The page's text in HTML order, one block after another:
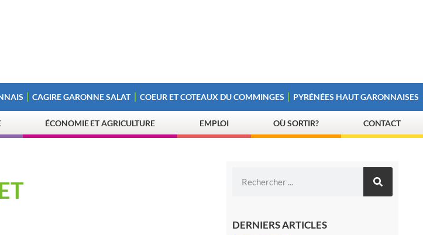
CAGIRE GARONNE SALAT COEUR ET COTEAUX DU COMMINGES PYRÉNÉES HAUT GARONNAISES
ÉCONOMIE ET AGRICULTURE EMPLOI OÙ SORTIR? CONTACT
DERNIERS ARTICLES